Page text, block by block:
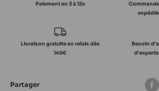
Paiement en 3 à 12x
Livraison gratuite en relais dès
149€
Besoin
Partager